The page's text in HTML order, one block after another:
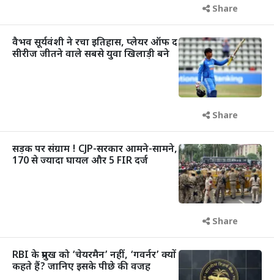
Share
वैभव सूर्यवंशी ने रचा इतिहास, प्लेयर ऑफ द
सीरीज जीतने वाले सबसे युवा खिलाड़ी बने
Share
सड़क पर संग्राम ! CJP-सरकार आमने-सामने,
170 से ज्यादा घायल और 5 FIR दर्ज
Share
RBI के प्रमुख को ‘चेयरमैन’ नहीं, ‘गवर्नर’ क्यों
कहते हैं? जानिए इसके पीछे की वजह